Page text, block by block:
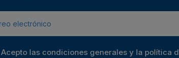
Acepto las condiciones generales y la política